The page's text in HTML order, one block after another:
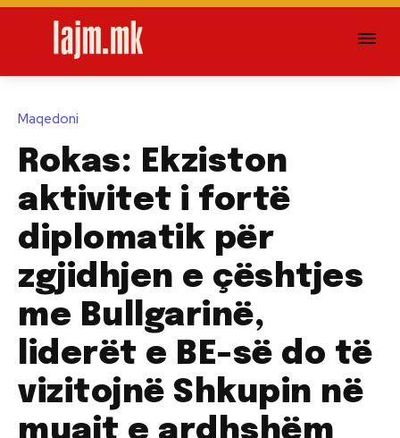
Maqedoni
Rokas: Ekziston
aktivitet i fortë
diplomatik për
zgjidhjen e çështjes
me Bullgarinë,
liderët e BE-së do të
vizitojnë Shkupin në
muajt e ardhshëm